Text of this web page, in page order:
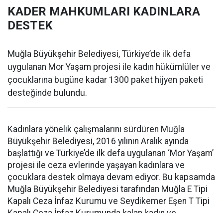
KADER MAHKUMLARI KADINLARA
DESTEK
Muğla Büyükşehir Belediyesi, Türkiye’de ilk defa
uygulanan Mor Yaşam projesi ile kadın hükümlüler ve
çocuklarına bugüne kadar 1300 paket hijyen paketi
desteğinde bulundu.
Kadınlara yönelik çalışmalarını sürdüren Muğla
Büyükşehir Belediyesi, 2016 yılının Aralık ayında
başlattığı ve Türkiye’de ilk defa uygulanan ‘Mor Yaşam’
projesi ile ceza evlerinde yaşayan kadınlara ve
çocuklara destek olmaya devam ediyor. Bu kapsamda
Muğla Büyükşehir Belediyesi tarafından Muğla E Tipi
Kapalı Ceza İnfaz Kurumu ve Seydikemer Eşen T Tipi